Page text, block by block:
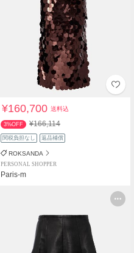
¥160,700送料込
3%OFF ¥166,114
関税負担なし 返品補償
ROKSANDA
PERSONAL SHOPPER
Paris-m